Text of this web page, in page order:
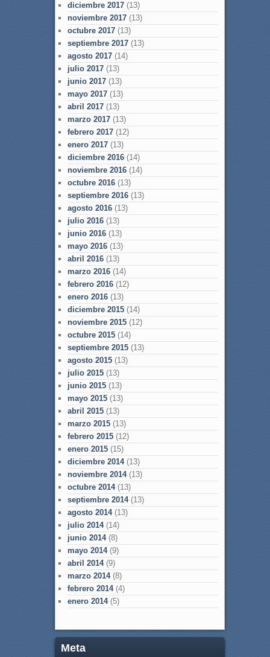
diciembre 2017(13)
noviembre 2017(13)
octubre 2017(13)
septiembre 2017(13)
agosto 2017(14)
julio 2017(13)
junio 2017(13)
mayo 2017(13)
abril 2017(13)
marzo 2017(13)
febrero 2017(12)
enero 2017(13)
diciembre 2016(14)
noviembre 2016(14)
octubre 2016(13)
septiembre 2016(13)
agosto 2016(13)
julio 2016(13)
junio 2016(13)
mayo 2016(13)
abril 2016(13)
marzo 2016(14)
febrero 2016(12)
enero 2016(13)
diciembre 2015(14)
noviembre 2015(12)
octubre 2015(14)
septiembre 2015(13)
agosto 2015(13)
julio 2015(13)
junio 2015(13)
mayo 2015(13)
abril 2015(13)
marzo 2015(13)
febrero 2015(12)
enero 2015(15)
diciembre 2014(13)
noviembre 2014(13)
octubre 2014(13)
septiembre 2014(13)
agosto 2014(13)
julio 2014(14)
junio 2014(8)
mayo 2014(9)
abril 2014(9)
marzo 2014(8)
febrero 2014(4)
enero 2014(5)
Meta